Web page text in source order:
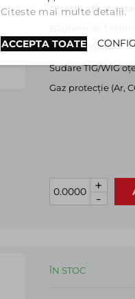
*Prețul afișat este
AWS ER70S-6
Sudare TIG/WIG
Gaz protecţie (Ar,
+
-
ÎN STOC
Citeste mai multe detalii.
ACCEPTA TOATE